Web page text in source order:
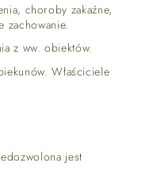
choroby zakaźne,
zachowanie.
z ww. obiektów.
Właściciele
jest